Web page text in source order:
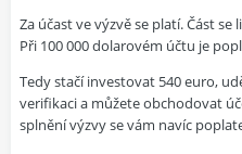
Za účast ve výzvě se platí. Část
Při 100 000 dolarovém účtu je
Tedy stačí investovat 540 euro,
verifikaci a můžete obchodovat
splnění výzvy se vám navíc